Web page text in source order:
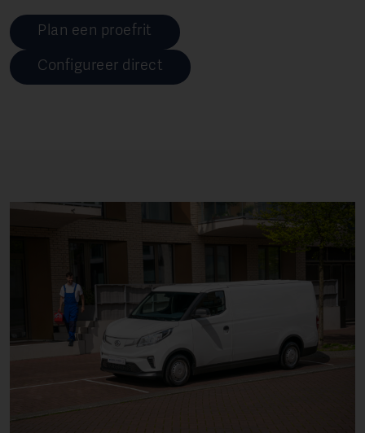
Plan een proefrit
Configureer direct